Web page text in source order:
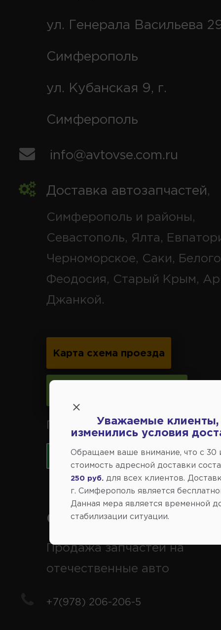
ул. Генерала Васильева
Симферополь
ул. Кубанская 9, г.
Симферополь
info@avtovse.com.ru
Доставка автозапчастей,
Симферополь и районы,
Севастополь, Ялта,
Черноморское, Саки,
Феодосия, Старый Крым,
Джанкой.
Карта схема проезда
Принимаем к оплате карты
Справочный центр:
Продажа запчастей на
отечественные авто
+7(978) 206-206-5
Уважаемые клиенты,
изменились условия
Обращаем ваше внимание, что c 30
стоимость адресной доставки
250 руб.
для всех клиентов.
г. Симферополь является
Данная мера является временной
стабилизации ситуации.